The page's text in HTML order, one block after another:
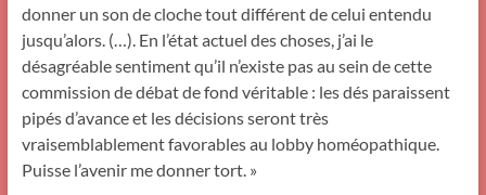
donner un son de cloche tout différent de celui entendu
jusqu’alors. (…). En l’état actuel des choses, j’ai le
désagréable sentiment qu’il n’existe pas au sein de cette
commission de débat de fond véritable : les dés paraissent
pipés d’avance et les décisions seront très
vraisemblablement favorables au lobby homéopathique.
Puisse l’avenir me donner tort. »